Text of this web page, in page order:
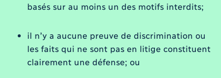
basés sur au moins un des motifs interdits;
il n’y a aucune preuve de discrimination ou
les faits qui ne sont pas en litige constituent
clairement une défense; ou